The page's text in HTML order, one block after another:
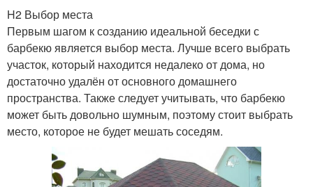
H2 Выбор места
Первым шагом к созданию идеальной беседки с
барбекю является выбор места. Лучше всего выбрать
участок, который находится недалеко от дома, но
достаточно удалён от основного домашнего
пространства. Также следует учитывать, что барбекю
может быть довольно шумным, поэтому стоит выбрать
место, которое не будет мешать соседям.